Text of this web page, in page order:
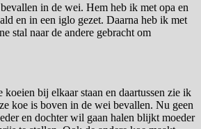
in de wei. Hem heb ik met opa en
en in een iglo gezet. Daarna heb ik met
stal naar de andere gebracht om
bij elkaar staan en daartussen zie ik
koe is boven in de wei bevallen. Nu geen
en dochter wil gaan halen blijkt moeder